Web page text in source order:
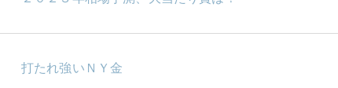
打たれ強いＮＹ金